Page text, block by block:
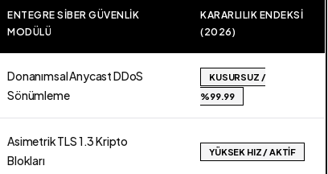
ENTEGRE SIBER GÜVENLIK
MODÜLÜ
KARARLILIK ENDEKSI
(2026)
Donanımsal Anycast DDoS
Sönümleme
KUSURSUZ /
%99.99
Asimetrik TLS 1.3 Kripto
Blokları
YÜKSEK HIZ / AKTIF